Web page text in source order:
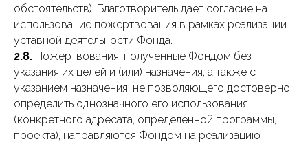
обстоятельств), Благотворитель дает согласие на
использование пожертвования в рамках реализации
уставной деятельности Фонда.
2.8. Пожертвования, полученные Фондом без
указания их целей и (или) назначения, а также с
указанием назначения, не позволяющего достоверно
определить однозначного его использования
(конкретного адресата, определенной программы,
проекта), направляются Фондом на реализацию